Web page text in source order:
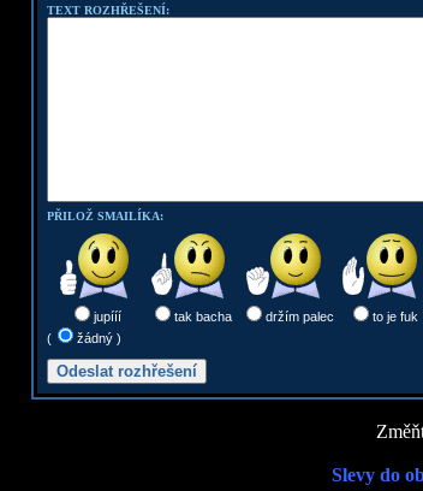
TEXT ROZHŘEŠENÍ:
PŘILOŽ SMAILÍKA:
jupííí tak bacha držím palec to je fuk
(
žádný )
Slevy do